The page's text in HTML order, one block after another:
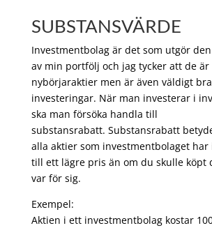
SUBSTANSVÄRDE
Investmentbolag är det som utgör
av min portfölj och jag tycker att de
nybörjaraktier men är även väldigt
investeringar. När man investerar i
ska man försöka handla till
substansrabatt. Substansrabatt
alla aktier som investmentbolaget
till ett lägre pris än om du skulle köpt
var för sig.
Exempel:
Aktien i ett investmentbolag kostar